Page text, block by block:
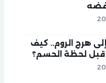
هرج الروم.. كيف
قبل لحظة الحسم؟